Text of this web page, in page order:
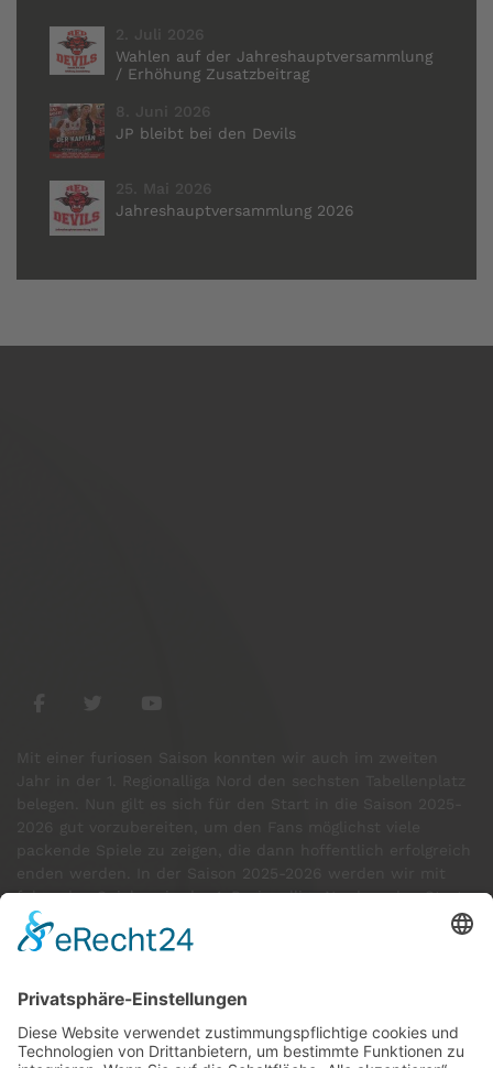
2. Juli 2026
Wahlen auf der Jahreshauptversammlung
/ Erhöhung Zusatzbeitrag
8. Juni 2026
JP bleibt bei den Devils
25. Mai 2026
Jahreshauptversammlung 2026
Mit einer furiosen Saison konnten wir auch im zweiten
Jahr in der 1. Regionalliga Nord den sechsten Tabellenplatz
packende Spiele zu zeigen, die dann hoffentlich erfolgreich
folgenden Spielern in der 1. Regionalliga Nord an den Start
gehen:
GÄSTE ONLINE
Aktuell:4 Gäste
Rekord: 922 Gäste am 30. Mai 2026 @ 21:22